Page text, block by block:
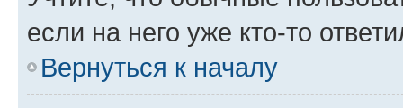
если на него уже кто-то
Вернуться к началу